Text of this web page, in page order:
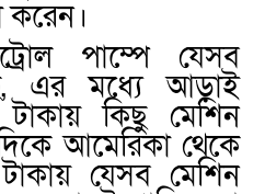
করেন।
পাম্পে যেসব
এর মধ্যে আড়াই
কিছু মেশিন
আমেরিকা থেকে
যেসব মেশিন